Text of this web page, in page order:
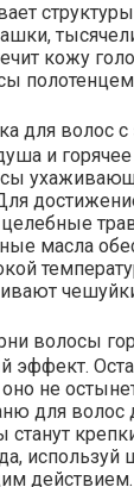
кожу
для волос
и горячее
масла
волосы
эффект.
не
для волос
станут
используй
действием.